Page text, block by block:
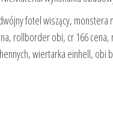
fotel wiszący,
rollborder obi, cr 166
wiertarka einhell, obi